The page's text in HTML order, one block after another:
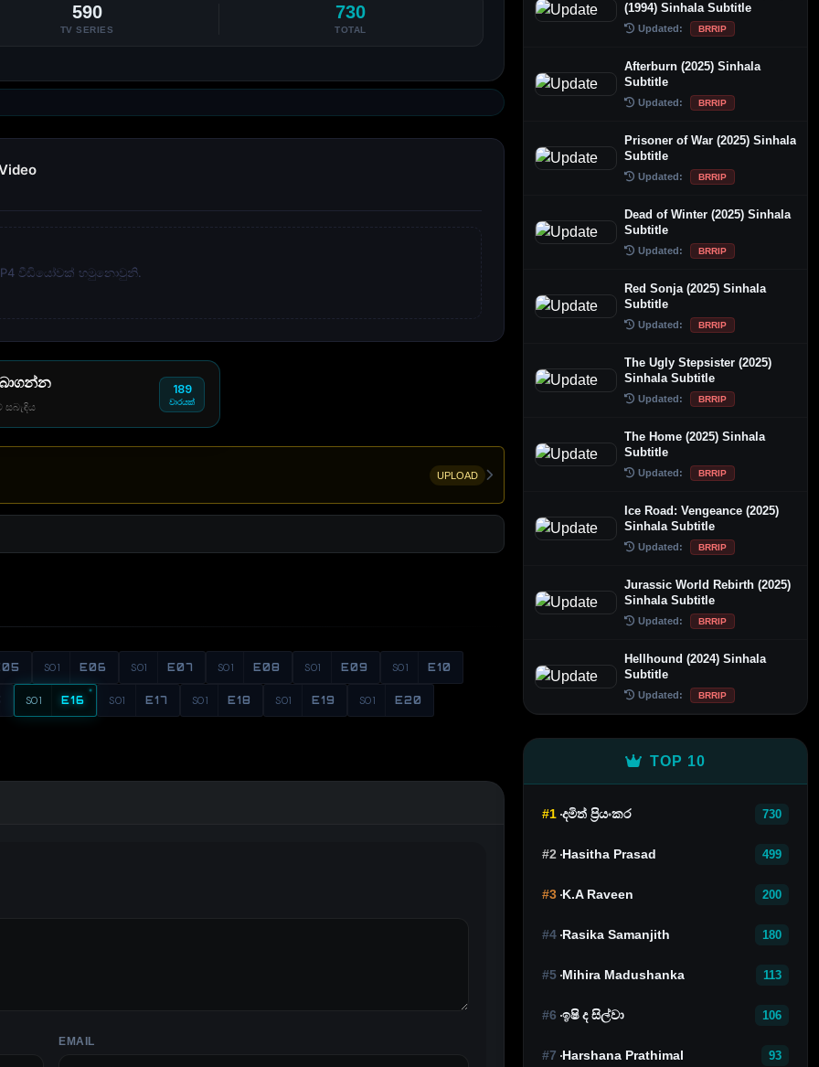
590
TV SERIES
730
TOTAL
වීඩියෝවක් හමුනොවුනි.
සබැඳිය
189
වාරයක්
UPLOAD
S01 E06 S01 E07 S01 E08 S01 E09 S01 E10
S01 E16 S01 E17 S01 E18 S01 E19 S01 E20
EMAIL
(1994) Sinhala Subtitle
Updated: BRRIP
Afterburn (2025) Sinhala
Subtitle
Updated: BRRIP
Prisoner of War (2025) Sinhala
Subtitle
Updated: BRRIP
Dead of Winter (2025) Sinhala
Subtitle
Updated: BRRIP
Red Sonja (2025) Sinhala
Subtitle
Updated: BRRIP
The Ugly Stepsister (2025)
Sinhala Subtitle
Updated: BRRIP
The Home (2025) Sinhala
Subtitle
Updated: BRRIP
Ice Road: Vengeance (2025)
Sinhala Subtitle
Updated: BRRIP
Jurassic World Rebirth (2025)
Sinhala Subtitle
Updated: BRRIP
Hellhound (2024) Sinhala
Subtitle
Updated: BRRIP
TOP 10
#1 දමිත් ප්‍රියංකර 730
#2 Hasitha Prasad 499
#3 K.A Raveen 200
#4 Rasika Samanjith 180
#5 Mihira Madushanka 113
#6 ඉෂි ද සිල්වා 106
#7 Harshana Prathimal 93